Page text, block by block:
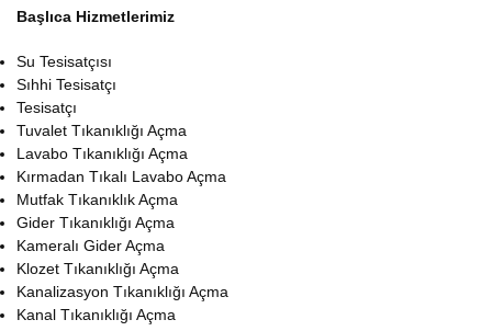
Başlıca Hizmetlerimiz
Su Tesisatçısı
Sıhhi Tesisatçı
Tesisatçı
Tuvalet Tıkanıklığı Açma
Lavabo Tıkanıklığı Açma
Kırmadan Tıkalı Lavabo Açma
Mutfak Tıkanıklık Açma
Gider Tıkanıklığı Açma
Kameralı Gider Açma
Klozet Tıkanıklığı Açma
Kanalizasyon Tıkanıklığı Açma
Kanal Tıkanıklığı Açma